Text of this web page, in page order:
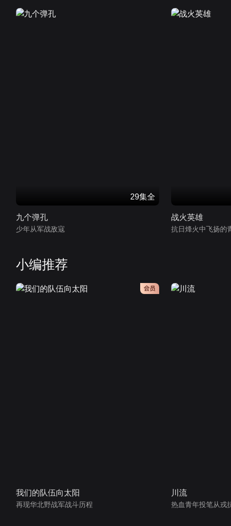
29集全
九个弹孔
少年从军战敌寇
战火英雄
抗日烽火中飞扬的
小编推荐
会员
我们的队伍向太阳
再现华北野战军战斗历程
川流
热血青年投笔从戎